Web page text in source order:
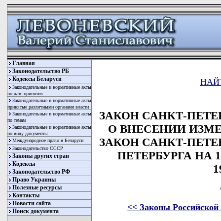
Главная
Законодательство РБ
Кодексы Беларуси
Законодательные и нормативные акты
по дате принятия
Законодательные и нормативные акты
принятые различными органами власти
Законодательные и нормативные акты
по темам
Законодательные и нормативные акты
по виду документы
Международное право в Беларуси
Законодательство СССР
Законы других стран
Кодексы
Законодательство РФ
Право Украины
Полезные ресурсы
Контакты
Новости сайта
Поиск документа
ЗАКОН САНКТ-
О ВНЕСЕНИИ
ЗАКОН САНКТ-
ПЕТЕРБУРГА НА
<< Законы